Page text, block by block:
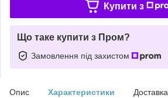
Купити з
Що таке купити з Пром?
Замовлення під захистом
Опис Характеристики Доставка